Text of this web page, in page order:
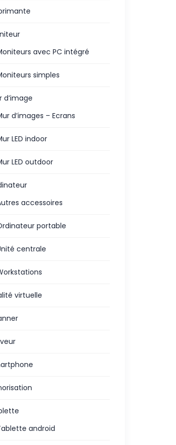
avec PC intégré
simples
d’image
d’images – Ecrans
LED indoor
LED outdoor
accessoires
portable
centrale
virtuelle
android